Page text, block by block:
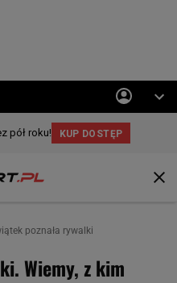
poznała rywalki
Wiemy, z kim